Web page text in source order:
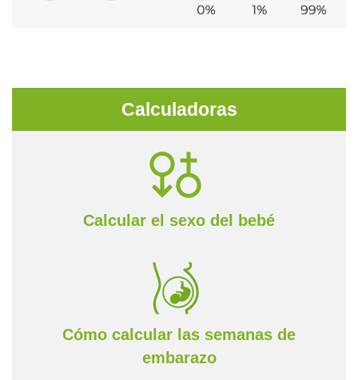
Calculadoras
Calcular el sexo del bebé
Cómo calcular las semanas de
embarazo